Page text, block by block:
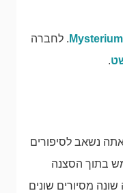
. לחברה
.
נשאב לסיפורים
בתוך הסצנה
מסיורים שונים